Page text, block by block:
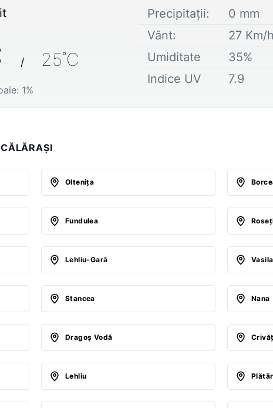
/ 25˚C
1%
Precipitații: 0 mm
Vânt:
27 Km/h
Umiditate
35%
Indice UV
7.9
Olteniţa
Fundulea
Lehliu-Gară
Stancea Nana
Dragoş Vodă Crivăţ
Lehliu